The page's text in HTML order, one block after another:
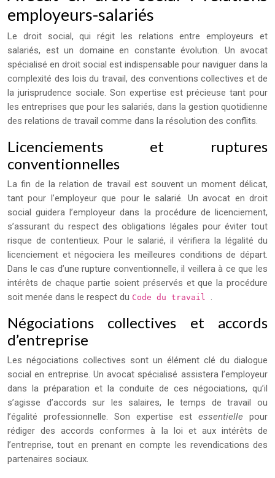
employeurs-salariés
Le droit social, qui régit les relations entre employeurs et
salariés, est un domaine en constante évolution. Un avocat
spécialisé en droit social est indispensable pour naviguer dans la
complexité des lois du travail, des conventions collectives et de
la jurisprudence sociale. Son expertise est précieuse tant pour
les entreprises que pour les salariés, dans la gestion quotidienne
des relations de travail comme dans la résolution des conflits.
Licenciements et ruptures
conventionnelles
La fin de la relation de travail est souvent un moment délicat,
tant pour l’employeur que pour le salarié. Un avocat en droit
social guidera l’employeur dans la procédure de licenciement,
s’assurant du respect des obligations légales pour éviter tout
risque de contentieux. Pour le salarié, il vérifiera la légalité du
licenciement et négociera les meilleures conditions de départ.
Dans le cas d’une rupture conventionnelle, il veillera à ce que les
intérêts de chaque partie soient préservés et que la procédure
soit menée dans le respect du Code du travail .
Négociations collectives et accords
d’entreprise
Les négociations collectives sont un élément clé du dialogue
social en entreprise. Un avocat spécialisé assistera l’employeur
dans la préparation et la conduite de ces négociations, qu’il
s’agisse d’accords sur les salaires, le temps de travail ou
l’égalité professionnelle. Son expertise est essentielle pour
rédiger des accords conformes à la loi et aux intérêts de
l’entreprise, tout en prenant en compte les revendications des
partenaires sociaux.